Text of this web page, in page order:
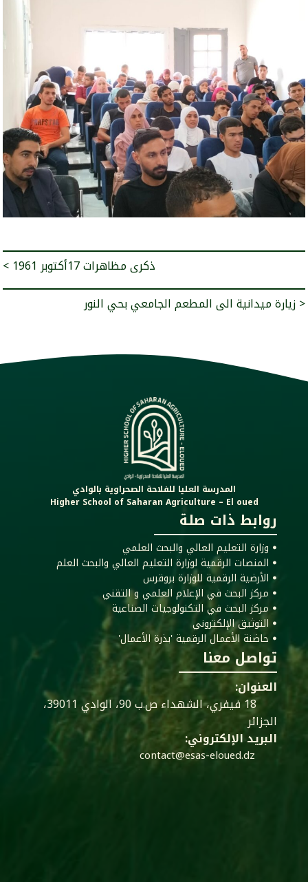
< ذكرى مظاهرات 17أكتوبر 1961
زيارة ميدانية الى المطعم الجامعي بحي النور >
المدرسة العليا للفلاحة الصحراوية بالوادي
Higher School of Saharan Agriculture – El oued
روابط ذات صلة
ꔷ وزارة التعليم العالي والبحث العلمي
ꔷ المنصات الرقمية لوزارة التعليم العالي والبحث العلم
ꔷ الأرضية الرقمية للوزارة بروقرس
ꔷ مركز البحث في الإعلام العلمي و التقني
ꔷ مركز البحث في التكنولوجيات الصناعية
ꔷ التوثيق الإلكتروني
ꔷ حاضنة الأعمال الرقمية 'بذرة الأعمال'
تواصل معنا
العنوان:
18 فيفري، الشهداء ص.ب 90، الوادي 39011،
الجزائر
البريد الإلكتروني:
contact@esas-eloued.dz